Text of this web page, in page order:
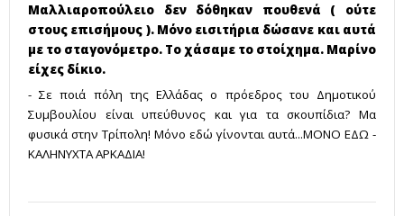
Μαλλιαροπούλειο δεν δόθηκαν πουθενά ( ούτε
στους επισήμους ). Μόνο εισιτήρια δώσανε και αυτά
με το σταγονόμετρο. Το χάσαμε το στοίχημα. Μαρίνο
είχες δίκιο.
- Σε ποιά πόλη της Ελλάδας ο πρόεδρος του Δημοτικού
Συμβουλίου είναι υπεύθυνος και για τα σκουπίδια? Μα
φυσικά στην Τρίπολη! Μόνο εδώ γίνονται αυτά...ΜΟΝΟ ΕΔΩ -
ΚΑΛΗΝΥΧΤΑ ΑΡΚΑΔΙΑ!